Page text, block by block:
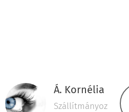
Á. Kornélia
Szállítmányoz